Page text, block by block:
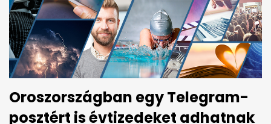
Oroszországban egy Telegram-
posztért is évtizedeket adhatnak